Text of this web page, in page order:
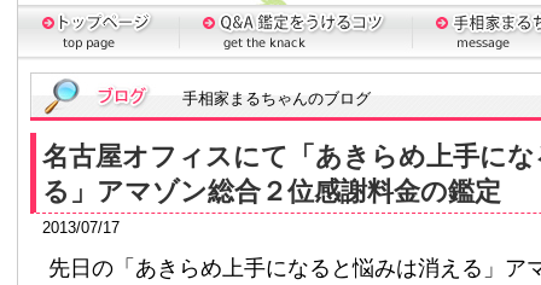
手相家まるちゃんのブログ
名古屋オフィスにて「あきらめ上手に
る」アマゾン総合２位感謝料金の鑑定
2013/07/17
先日の「あきらめ上手になると悩みは消える」ア